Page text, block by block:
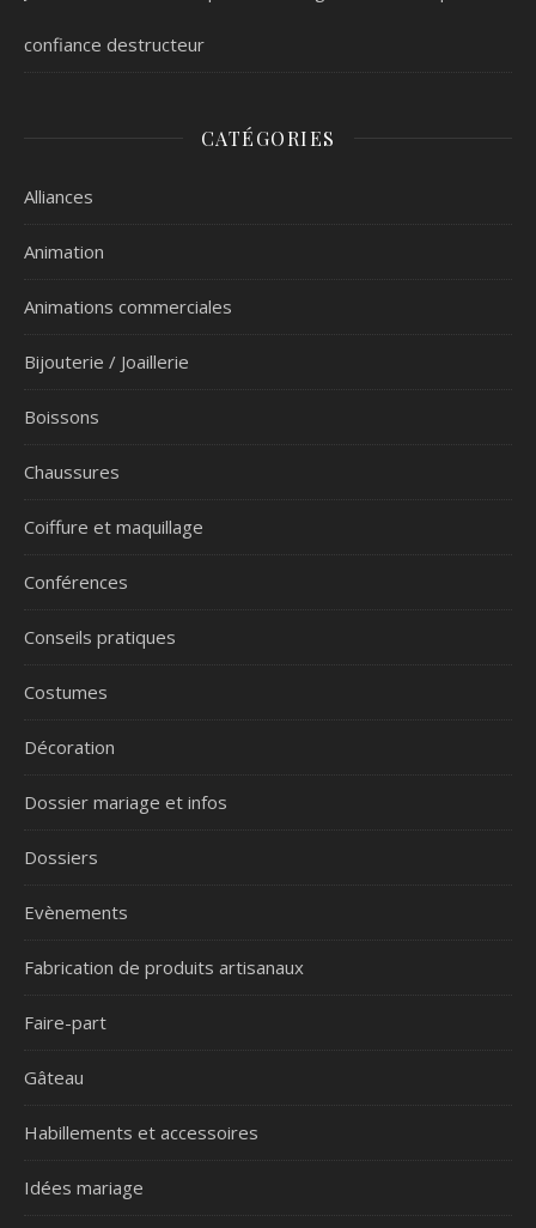
confiance destructeur
CATÉGORIES
Alliances
Animation
Animations commerciales
Bijouterie / Joaillerie
Boissons
Chaussures
Coiffure et maquillage
Conférences
Conseils pratiques
Costumes
Décoration
Dossier mariage et infos
Dossiers
Evènements
Fabrication de produits artisanaux
Faire-part
Gâteau
Habillements et accessoires
Idées mariage